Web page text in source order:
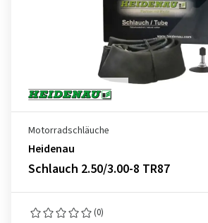
Motorradschläuche
Heidenau
Schlauch 2.50/3.00-8 TR87
(0)